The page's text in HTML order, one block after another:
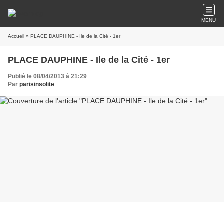
MENU
Accueil » PLACE DAUPHINE - Ile de la Cité - 1er
PLACE DAUPHINE - Ile de la Cité - 1er
Publié le 08/04/2013 à 21:29
Par parisinsolite